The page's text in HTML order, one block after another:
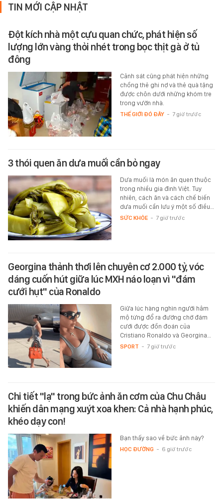
TIN MỚI CẬP NHẬT
Đột kích nhà một cựu quan chức, phát hiện số
lượng lớn vàng thỏi nhét trong bọc thịt gà ở tủ
đông
Cảnh sát cũng phát hiện những
chồng thẻ ghi nợ và thẻ quà tặng
được chôn dưới những khóm tre
trong vườn nhà.
THẾ GIỚI ĐÓ ĐÂY - 7 giờ trước
3 thói quen ăn dưa muối cần bỏ ngay
Dưa muối là món ăn quen thuộc
trong nhiều gia đình Việt. Tuy
nhiên, cách ăn và cách chế biến
dưa muối cần lưu ý một số điều…
SỨC KHỎE - 7 giờ trước
Georgina thảnh thơi lên chuyên cơ 2.000 tỷ, vóc
dáng cuốn hút giữa lúc MXH náo loạn vì "đám
cưới hụt" của Ronaldo
Giữa lúc hàng nghìn người hâm
mộ từng đổ ra đường chờ đám
cưới được đồn đoán của
Cristiano Ronaldo và Georgina…
SPORT - 7 giờ trước
Chi tiết "lạ" trong bức ảnh ăn cơm của Chu Châu
khiến dân mạng xuýt xoa khen: Cả nhà hạnh phúc,
khéo dạy con!
Bạn thấy sao về bức ảnh này?
HỌC ĐƯỜNG - 6 giờ trước